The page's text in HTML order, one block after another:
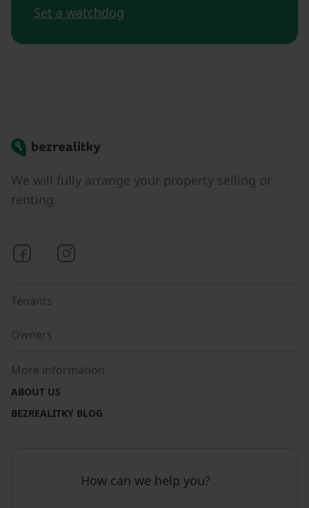
Set a watchdog
Bezrealitky
We will fully arrange your property selling or
renting.
Bezrealitky on Facebook
Tenants
Owners
More information
ABOUT US
BEZREALITKY BLOG
How can we help you?